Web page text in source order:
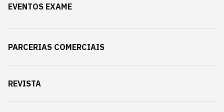
EVENTOS EXAME
PARCERIAS COMERCIAIS
REVISTA